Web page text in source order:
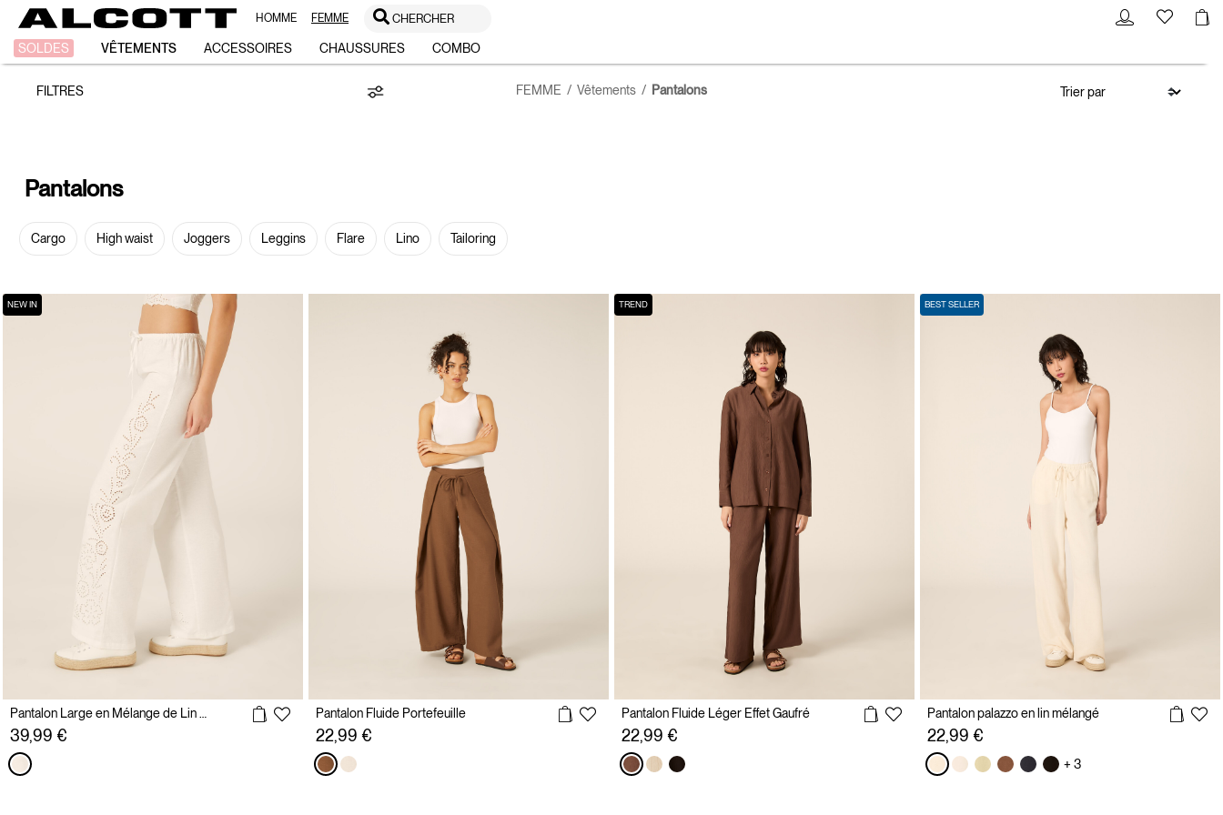
HOMME FEMME CHERCHER
SOLDES VÊTEMENTS ACCESSOIRES CHAUSSURES COMBO
Pantalons
FILTRES FEMME Vêtements Pantalons
Pantalons
Cargo High waist Joggers Leggins Flare Lino Tailoring
NEW IN
39,99 €
Pantalon Fluide Portefeuille
22,99 €
TREND
Pantalon Fluide Léger Effet Gaufré
22,99 €
BEST SELLER
Pantalon palazzo en lin mélangé
22,99 €
+ 3